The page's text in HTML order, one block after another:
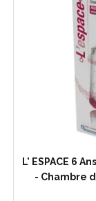
L' ESPACE 6
- Chambre